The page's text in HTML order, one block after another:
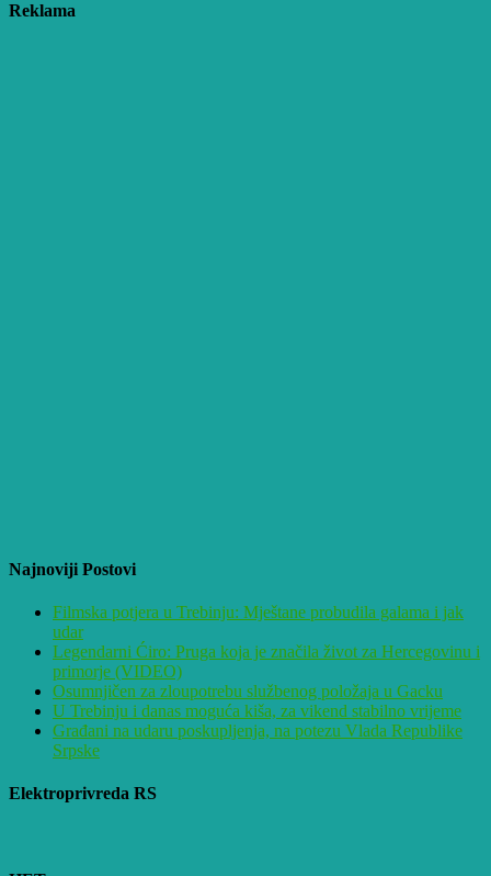
Reklama
Najnoviji Postovi
Filmska potjera u Trebinju: Mještane probudila galama i jak
udar
Legendarni Ćiro: Pruga koja je značila život za Hercegovinu i
primorje (VIDEO)
Osumnjičen za zloupotrebu službenog položaja u Gacku
U Trebinju i danas moguća kiša, za vikend stabilno vrijeme
Građani na udaru poskupljenja, na potezu Vlada Republike
Srpske
Elektroprivreda RS